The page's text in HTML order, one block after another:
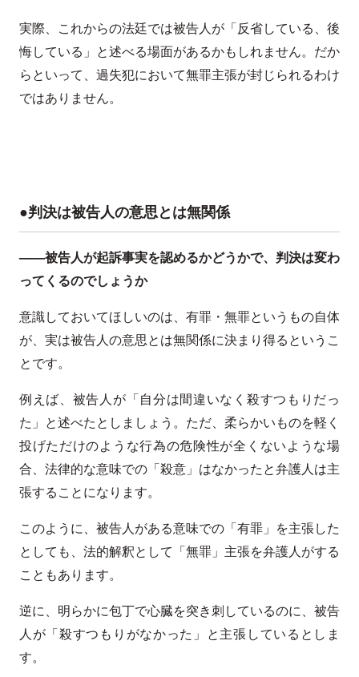
実際、これからの法廷では被告人が「反省している、後
悔している」と述べる場面があるかもしれません。だか
らといって、過失犯において無罪主張が封じられるわけ
ではありません。
●判決は被告人の意思とは無関係
——被告人が起訴事実を認めるかどうかで、判決は変わ
ってくるのでしょうか
意識しておいてほしいのは、有罪・無罪というもの自体
が、実は被告人の意思とは無関係に決まり得るというこ
とです。
例えば、被告人が「自分は間違いなく殺すつもりだっ
た」と述べたとしましょう。ただ、柔らかいものを軽く
投げただけのような行為の危険性が全くないような場
合、法律的な意味での「殺意」はなかったと弁護人は主
張することになります。
このように、被告人がある意味での「有罪」を主張した
としても、法的解釈として「無罪」主張を弁護人がする
こともあります。
逆に、明らかに包丁で心臓を突き刺しているのに、被告
人が「殺すつもりがなかった」と主張しているとしま
す。